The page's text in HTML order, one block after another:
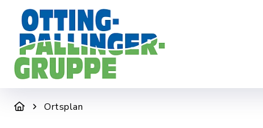
DER ZWECKVERBAND
Ortsplan